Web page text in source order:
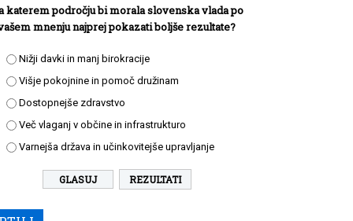
katerem področju bi morala slovenska vlada po
mnenju najprej pokazati boljše rezultate?
Nižji davki in manj birokracije
Višje pokojnine in pomoč družinam
Dostopnejše zdravstvo
Več vlaganj v občine in infrastrukturo
Varnejša država in učinkovitejše upravljanje
REZULTATI